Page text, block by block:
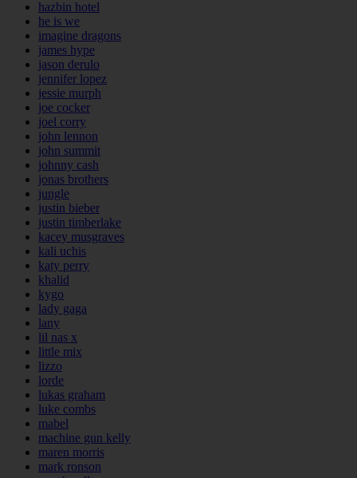
hazbin hotel
he is we
imagine dragons
james hype
jason derulo
jennifer lopez
jessie murph
joe cocker
joel corry
john lennon
john summit
johnny cash
jonas brothers
jungle
justin bieber
justin timberlake
kacey musgraves
kali uchis
katy perry
khalid
kygo
lady gaga
lany
lil nas x
little mix
lizzo
lorde
lukas graham
luke combs
mabel
machine gun kelly
maren morris
mark ronson